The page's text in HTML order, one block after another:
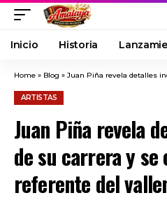
Inicio Historia
Home » Blog » Juan Piña revela detalles inéditos de
ARTISTAS
Juan Piña revela
de su carrera y se
referente del